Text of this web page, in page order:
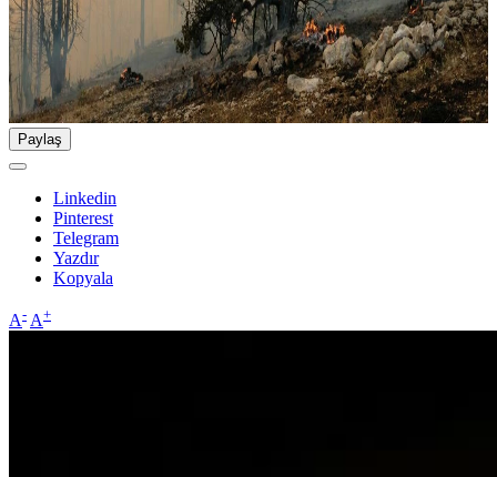
Paylaş
Linkedin
Pinterest
Telegram
Yazdır
Kopyala
A- A+